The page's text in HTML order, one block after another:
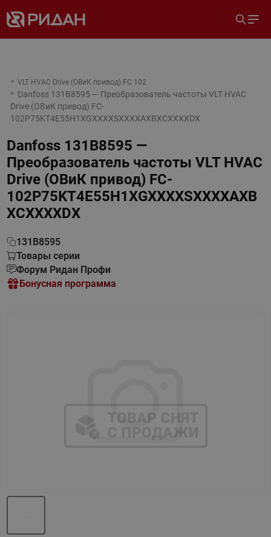
VLT HVAC Drive (ОВиК привод) FC 102
Danfoss 131B8595 — Преобразователь частоты VLT HVAC
Drive (ОВиК привод) FC-
102P75KT4E55H1XGXXXXSXXXXAXBXCXXXXDX
Danfoss 131B8595 —
Преобразователь частоты VLT HVAC
Drive (ОВиК привод) FC-
102P75KT4E55H1XGXXXXSXXXXAXB
XCXXXXDX
131B8595
Товары серии
Форум Ридан Профи
Бонусная программа